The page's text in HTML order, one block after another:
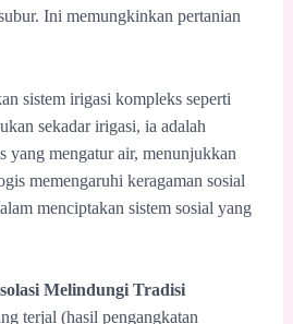
Ini memungkinkan pertanian
sistem irigasi kompleks seperti
sekadar irigasi, ia adalah
yang mengatur air, menunjukkan
memengaruhi keragaman sosial
menciptakan sistem sosial yang
Melindungi Tradisi
terjal (hasil pengangkatan